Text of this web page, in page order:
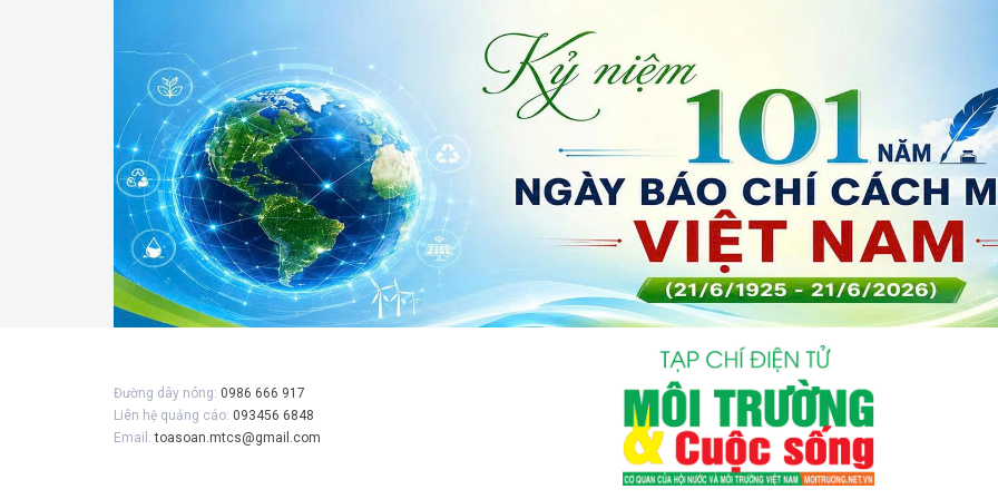
Đường dây nóng: 0986 666 917
Liên hệ quảng cáo: 093456 6848
Email:toasoan.mtcs@gmail.com
Gửi bình luận